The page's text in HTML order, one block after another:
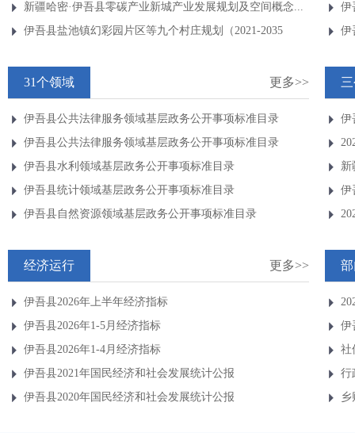
新疆哈密·伊吾县零碳产业新城产业发展规划及空间概念...
伊吾县盐池镇幻彩园片区等九个村庄规划（2021-2035
伊
伊
31个领域 更多>>
伊吾县公共法律服务领域基层政务公开事项标准目录
伊吾县公共法律服务领域基层政务公开事项标准目录
伊吾县水利领域基层政务公开事项标准目录
伊吾县统计领域基层政务公开事项标准目录
伊吾县自然资源领域基层政务公开事项标准目录
伊
新
办
伊
情
经济运行 更多>>
伊吾县2026年上半年经济指标
伊吾县2026年1-5月经济指标
伊吾县2026年1-4月经济指标
伊吾县2021年国民经济和社会发展统计公报
伊吾县2020年国民经济和社会发展统计公报
伊
社
行
乡